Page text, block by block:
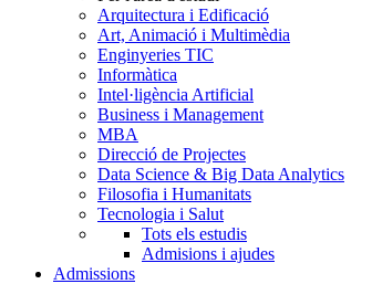
Arquitectura i Edificació
Art, Animació i Multimèdia
Enginyeries TIC
Informàtica
Intel·ligència Artificial
Business i Management
MBA
Direcció de Projectes
Data Science & Big Data Analytics
Filosofia i Humanitats
Tecnologia i Salut
Tots els estudis
Admisions i ajudes
Admissions